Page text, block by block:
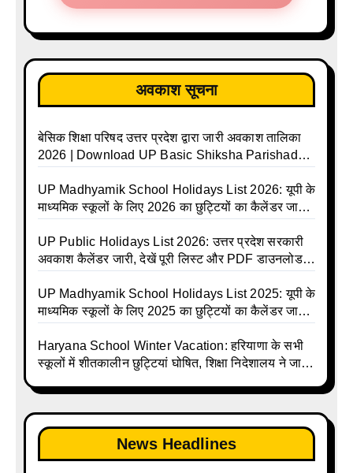
अवकाश सूचना
बेसिक शिक्षा परिषद उत्तर प्रदेश द्वारा जारी अवकाश तालिका
2026 | Download UP Basic Shiksha Parishad
Basic School Avkash Talika UP 2026 | UP Basic
Shiksha Parishad Avkash Talika 2026 | UP
Calendar List 2026
UP Madhyamik School Holidays List 2026: यूपी के
माध्यमिक स्कूलों के लिए 2026 का छुट्टियों का कैलेंडर जारी |
UP Madhyamik Avkash Talika 2026 | UP
Madhyamik School avkash suchi | UP
Holiday Calendar | Madhyamik School Holidays
List 2026
UP Public Holidays List 2026: उत्तर प्रदेश सरकारी
अवकाश कैलेंडर जारी, देखें पूरी लिस्ट और PDF डाउनलोड
talika | Sarkari Avkash Talika | Up Holidays List |
Holidays Calendar
UP Madhyamik School Holidays List 2025: यूपी के
माध्यमिक स्कूलों के लिए 2025 का छुट्टियों का कैलेंडर जारी |
Up Madhyamik Avkash Talika 2025 | UP
Madhyamik School avkash suchi | UP
holiday calendar | Madhyamik School Holidays
List 2025
Haryana School Winter Vacation: हरियाणा के सभी
स्कूलों में शीतकालीन छुट्टियां घोषित, शिक्षा निदेशालय ने जारी
News Headlines